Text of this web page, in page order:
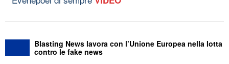
Blasting News lavora con l’Unione Europea nella lotta
contro le fake news